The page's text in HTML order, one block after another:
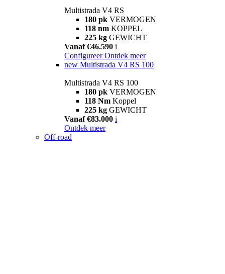
Multistrada V4 RS
180 pk VERMOGEN
118 nm KOPPEL
225 kg GEWICHT
Vanaf €46.590 i
Configureer Ontdek meer
new Multistrada V4 RS 100
Multistrada V4 RS 100
180 pk VERMOGEN
118 Nm Koppel
225 kg GEWICHT
Vanaf €83.000 i
Ontdek meer
Off-road